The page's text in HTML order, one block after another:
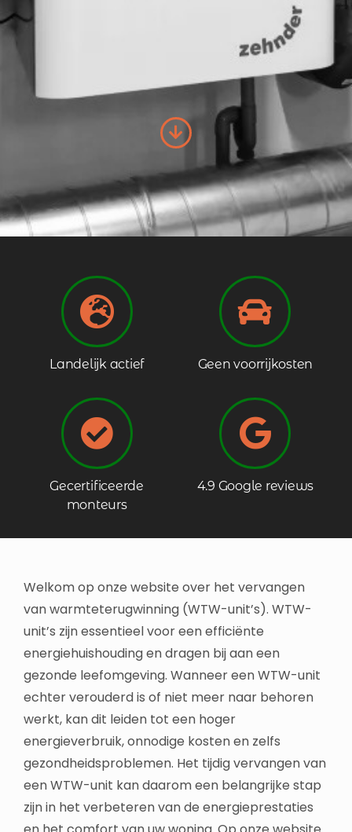
Landelijk actief Geen voorrijkosten
Gecertificeerde
monteurs
4.9 Google reviews
Welkom op onze website over het vervangen
van warmteterugwinning (WTW-unit’s). WTW-
unit’s zijn essentieel voor een efficiënte
energiehuishouding en dragen bij aan een
gezonde leefomgeving. Wanneer een WTW-unit
echter verouderd is of niet meer naar behoren
werkt, kan dit leiden tot een hoger
energieverbruik, onnodige kosten en zelfs
gezondheidsproblemen. Het tijdig vervangen van
een WTW-unit kan daarom een belangrijke stap
zijn in het verbeteren van de energieprestaties